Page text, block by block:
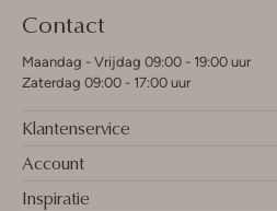
Contact
Maandag - Vrijdag 09:00 - 19:00 uur
Zaterdag 09:00 - 17:00 uur
Klantenservice
Account
Inspiratie